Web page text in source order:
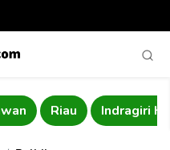
Indragiri Hulu Rokan